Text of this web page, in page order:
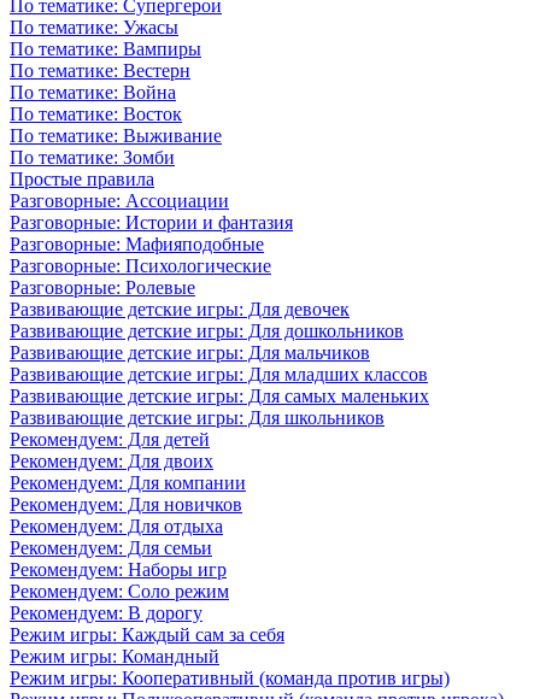
По тематике: Супергерои
По тематике: Ужасы
По тематике: Вампиры
По тематике: Вестерн
По тематике: Война
По тематике: Восток
По тематике: Выживание
По тематике: Зомби
Простые правила
Разговорные: Ассоциации
Разговорные: Истории и фантазия
Разговорные: Мафияподобные
Разговорные: Психологические
Разговорные: Ролевые
Развивающие детские игры: Для девочек
Развивающие детские игры: Для дошкольников
Развивающие детские игры: Для мальчиков
Развивающие детские игры: Для младших классов
Развивающие детские игры: Для самых маленьких
Развивающие детские игры: Для школьников
Рекомендуем: Для детей
Рекомендуем: Для двоих
Рекомендуем: Для компании
Рекомендуем: Для новичков
Рекомендуем: Для отдыха
Рекомендуем: Для семьи
Рекомендуем: Наборы игр
Рекомендуем: Соло режим
Рекомендуем: В дорогу
Режим игры: Каждый сам за себя
Режим игры: Командный
Режим игры: Кооперативный (команда против игры)